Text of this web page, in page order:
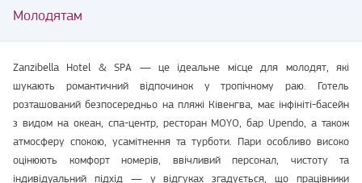
Молодятам
Zanzibella Hotel & SPA — це ідеальне місце для молодят, які
шукають романтичний відпочинок у тропічному раю. Готель
розташований безпосередньо на пляжі Ківенгва, має інфініті-басейн
з видом на океан, спа-центр, ресторан MOYO, бар Upendo, а також
атмосферу спокою, усамітнення та турботи. Пари особливо високо
оцінюють комфорт номерів, ввічливий персонал, чистоту та
індивідуальний підхід — у відгуках згадується, що працівники